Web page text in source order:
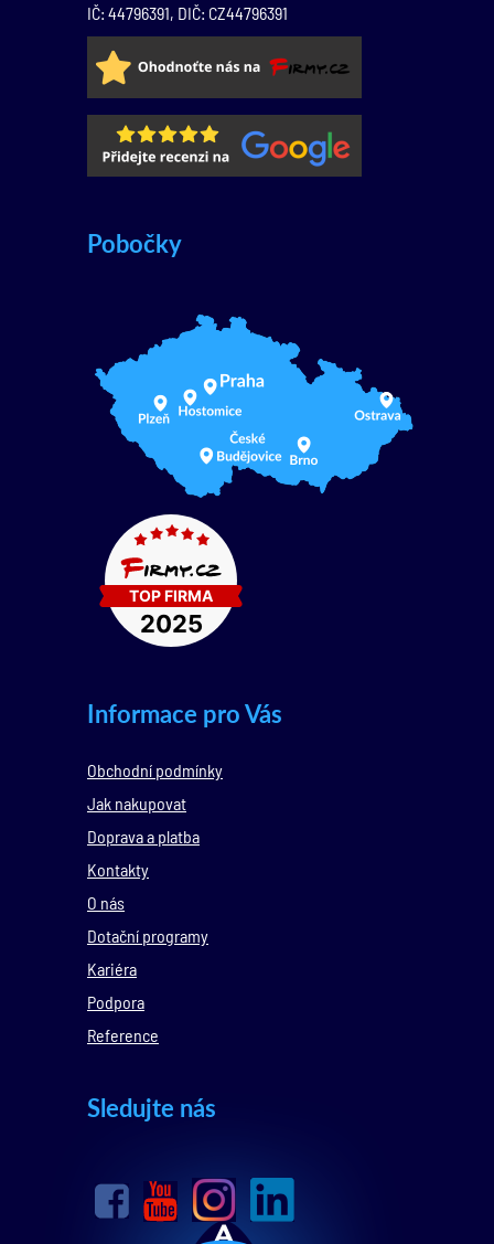
IČ: 44796391, DIČ: CZ44796391
Pobočky
Informace pro Vás
Obchodní podmínky
Jak nakupovat
Doprava a platba
Kontakty
O nás
Dotační programy
Kariéra
Podpora
Reference
Sledujte nás